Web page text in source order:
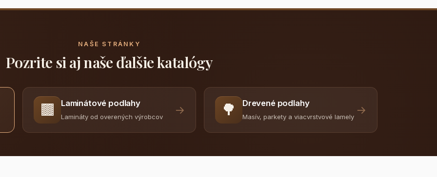
NAŠE STRÁNKY
Pozrite si aj naše ďalšie katalógy
🟫 Laminátové podlahy
Lamináty od overených výrobcov
→ 🌳 Drevené podlahy
Masív, parkety a viacvrstvové lamely
→